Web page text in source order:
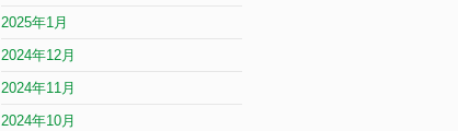
2025年1月
2024年12月
2024年11月
2024年10月